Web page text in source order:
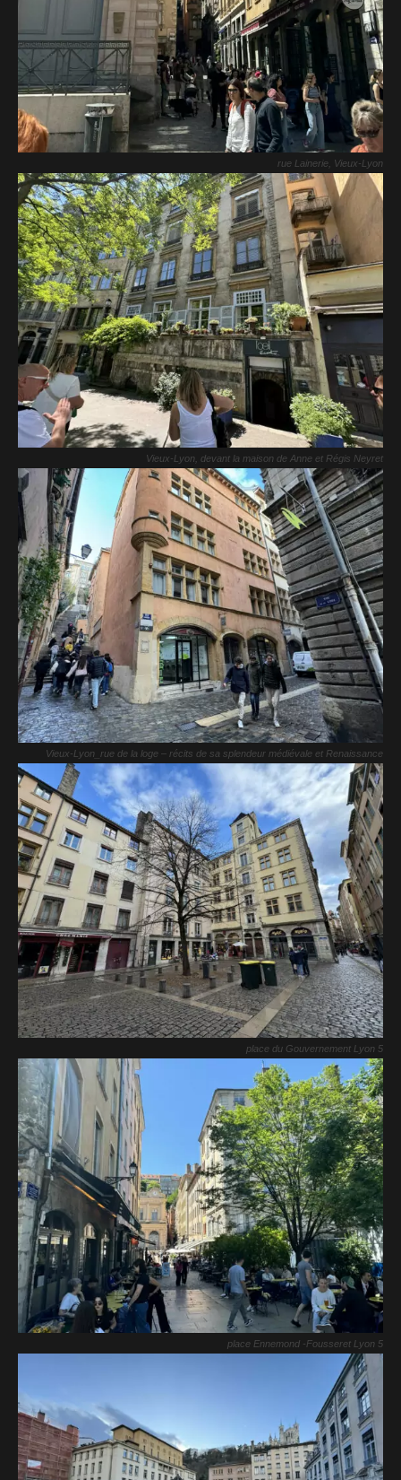
rue Lainerie, Vieux-Lyon
Vieux-Lyon, devant la maison de Anne et Régis Neyret
Vieux-Lyon_rue de la loge – récits de sa splendeur médiévale et Renaissance
place du Gouvernement Lyon 5
place Ennemond -Fousseret Lyon 5